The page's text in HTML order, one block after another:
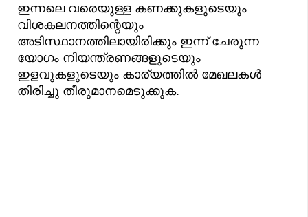
ഇന്നലെ വരെയുള്ള കണക്കുകളുടെയും
വിശകലനത്തിന്റെയും
അടിസ്ഥാനത്തിലായിരിക്കും ഇന്ന് ചേരുന്ന
യോഗം നിയന്ത്രണങ്ങളുടെയും
ഇളവുകളുടെയും കാര്യത്തിൽ മേഖലകൾ
തിരിച്ചു തീരുമാനമെടുക്കുക.